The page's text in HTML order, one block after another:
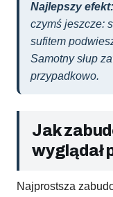
Najlepszy efekt:
czymś jeszcze:
sufitem
Samotny słup
przypadkowo.
Jak
wyglądał
Najprostsza